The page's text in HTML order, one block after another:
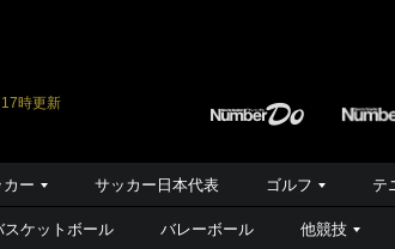
時更新
ー サッカー日本代表 ゴルフ テ
スケットボール バレーボール 他競技